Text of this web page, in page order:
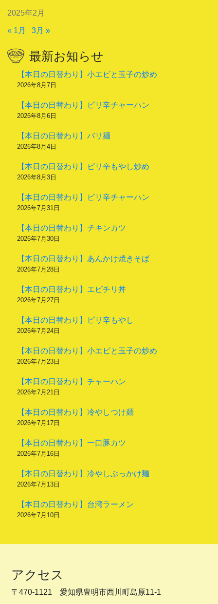
2025年2月
« 1月 3月 »
最新お知らせ
【本日の日替わり】小エビと玉子の炒め
2026年8月7日
【本日の日替わり】ピリ辛チャーハン
2026年8月6日
【本日の日替わり】バリ麺
2026年8月4日
【本日の日替わり】ピリ辛もやし炒め
2026年8月3日
【本日の日替わり】ピリ辛チャーハン
2026年7月31日
【本日の日替わり】チキンカツ
2026年7月30日
【本日の日替わり】あんかけ焼きそば
2026年7月28日
【本日の日替わり】エビチリ丼
2026年7月27日
【本日の日替わり】ピリ辛もやし
2026年7月24日
【本日の日替わり】小エビと玉子の炒め
2026年7月23日
【本日の日替わり】チャーハン
2026年7月21日
【本日の日替わり】冷やしつけ麺
2026年7月17日
【本日の日替わり】一口豚カツ
2026年7月16日
【本日の日替わり】冷やしぶっかけ麺
2026年7月13日
【本日の日替わり】台湾ラーメン
2026年7月10日
アクセス
〒470-1121 愛知県豊明市西川町島原11-1